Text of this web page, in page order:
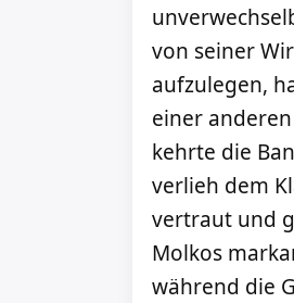
von seiner
aufzulegen,
einer
kehrte die
verlieh dem
vertraut und
Molkos
während die